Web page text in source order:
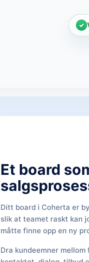
Et board
Ditt board i Coherta er
slik at teamet raskt kan
måtte finne opp en ny
Dra kundeemner